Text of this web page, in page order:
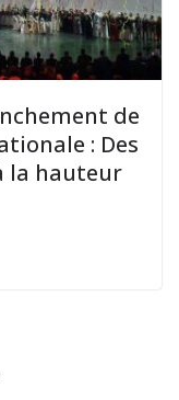
de
: Des
la hauteur